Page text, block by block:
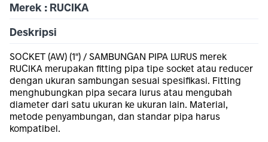
Merek : RUCIKA
Deskripsi
SOCKET (AW) (1") / SAMBUNGAN PIPA LURUS merek
RUCIKA merupakan fitting pipa tipe socket atau reducer
dengan ukuran sambungan sesuai spesifikasi. Fitting
menghubungkan pipa secara lurus atau mengubah
diameter dari satu ukuran ke ukuran lain. Material,
metode penyambungan, dan standar pipa harus
kompatibel.